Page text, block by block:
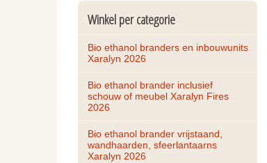
Winkel per categorie
Bio ethanol branders en inbouwunits
Xaralyn 2026
Bio ethanol brander inclusief
schouw of meubel Xaralyn Fires
2026
Bio ethanol brander vrijstaand,
wandhaarden, sfeerlantaarns
Xaralyn 2026